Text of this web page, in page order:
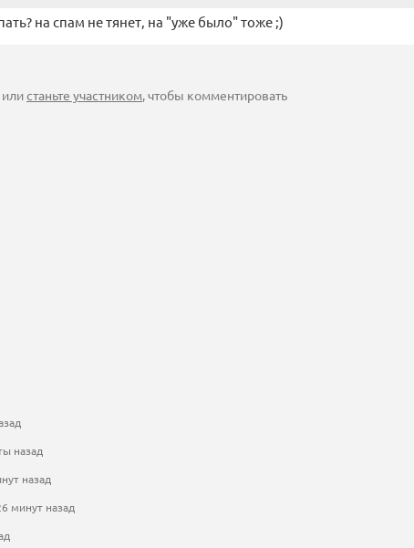
на спам не тянет, на "уже было" тоже ;)
илистаньте участником, чтобы комментировать
назад
назад
минут назад